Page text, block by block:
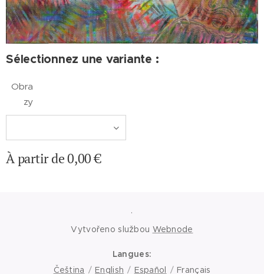
Sélectionnez une variante :
Obra
zy
À partir de0,00€
.
Vytvořeno službou Webnode
Langues
Čeština
English Español Français